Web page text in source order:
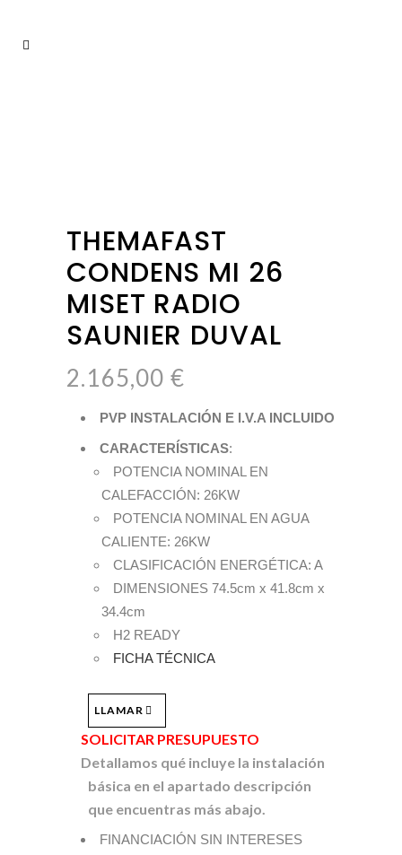
THEMAFAST
CONDENS MI 26
MISET RADIO
SAUNIER DUVAL
2.165,00 €
PVP INSTALACIÓN E I.V.A INCLUIDO
CARACTERÍSTICAS:
POTENCIA NOMINAL EN
CALEFACCIÓN: 26KW
POTENCIA NOMINAL EN AGUA
CALIENTE: 26KW
CLASIFICACIÓN ENERGÉTICA: A
DIMENSIONES 74.5cm x 41.8cm x
34.4cm
H2 READY
FICHA TÉCNICA
LLAMAR
SOLICITAR PRESUPUESTO
Detallamos qué incluye la instalación
básica en el apartado descripción
que encuentras más abajo.
FINANCIACIÓN SIN INTERESES